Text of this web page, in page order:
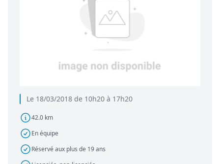
Le 18/03/2018 de 10h20 à 17h20
42.0 km
En équipe
Réservé aux plus de 19 ans